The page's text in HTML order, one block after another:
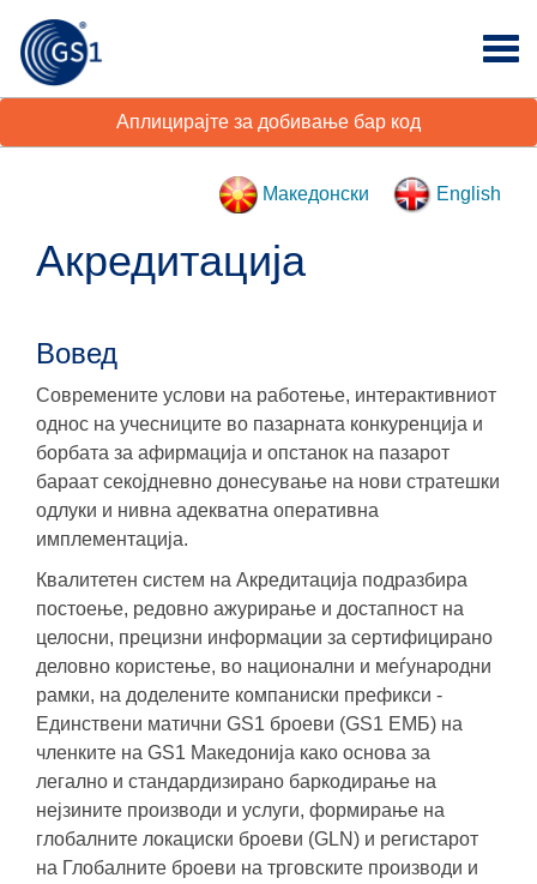
Аплицирајте за добивање бар код
Македонски English
Акредитација
Вовед
Современите услови на работење, интерактивниот
однос на учесниците во пазарната конкуренција и
борбата за афирмација и опстанок на пазарот
бараат секојдневно донесување на нови стратешки
одлуки и нивна адекватна оперативна
имплементација.
Квалитетен систем на Акредитација подразбира
постоење, редовно ажурирање и достапност на
целосни, прецизни информации за сертифицирано
деловно користење, во национални и меѓународни
рамки, на доделените компаниски префикси -
Единствени матични GS1 броеви (GS1 ЕМБ) на
членките на GS1 Македонија како основа за
легално и стандардизирано баркодирање на
нејзините производи и услуги, формирање на
глобалните локациски броеви (GLN) и регистарот
на Глобалните броеви на трговските производи и